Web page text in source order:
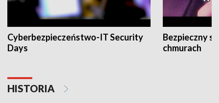
Cyberbezpieczeństwo-IT Security
Days
Bezpieczny
chmurach
HISTORIA